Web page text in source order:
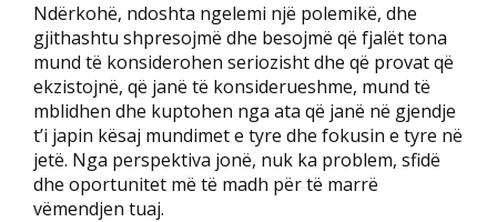
Ndërkohë, ndoshta ngelemi një polemikë, dhe
gjithashtu shpresojmë dhe besojmë që fjalët tona
mund të konsiderohen seriozisht dhe që provat që
ekzistojnë, që janë të konsiderueshme, mund të
mblidhen dhe kuptohen nga ata që janë në gjendje
t’i japin kësaj mundimet e tyre dhe fokusin e tyre në
jetë. Nga perspektiva jonë, nuk ka problem, sfidë
dhe oportunitet më të madh për të marrë
vëmendjen tuaj.